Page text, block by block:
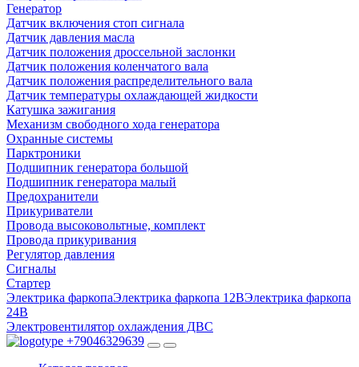
Генератор
Датчик включения стоп сигнала
Датчик давления масла
Датчик положения дроссельной заслонки
Датчик положения коленчатого вала
Датчик положения распределительного вала
Датчик температуры охлаждающей жидкости
Катушка зажигания
Механизм свободного хода генератора
Охранные системы
Парктроники
Подшипник генератора большой
Подшипник генератора малый
Предохранители
Прикуриватели
Провода высоковольтные, комплект
Провода прикуривания
Регулятор давления
Сигналы
Стартер
Электрика фаркопаЭлектрика фаркопа 12ВЭлектрика фаркопа
24В
Электровентилятор охлаждения ДВС
+79046329639